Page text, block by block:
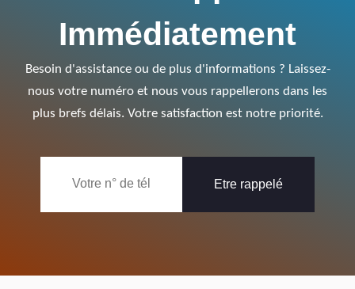
Immédiatement
Besoin d'assistance ou de plus d'informations ? Laissez-
nous votre numéro et nous vous rappellerons dans les
plus brefs délais. Votre satisfaction est notre priorité.